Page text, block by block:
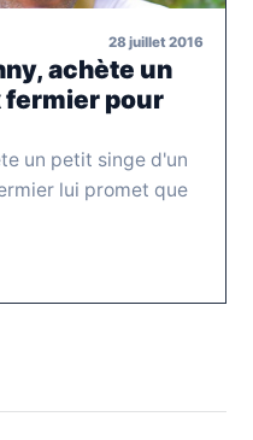
28 juillet 2016
achète un
fermier pour
un petit singe d'un
lui promet que